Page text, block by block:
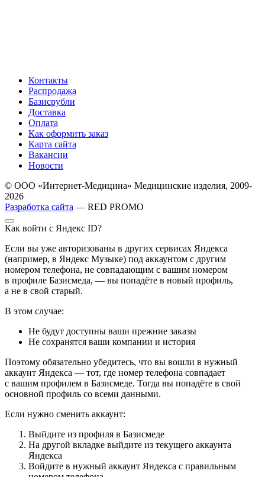
Контакты
Распродажа
Базисрубли
Доставка
Оплата
Как оформить заказ
Карта сайта
Вакансии
Новости
© ООО «Интернет-Медицина» Медицинские изделия, 2009-
2026
Разработка сайта — RED PROMO
Как войти с Яндекс ID?
Если вы уже авторизованы в других сервисах Яндекса
(например, в Яндекс Музыке) под аккаунтом с другим
номером телефона, не совпадающим с вашим номером
в профиле Базисмеда, — вы попадёте в новый профиль,
а не в свой старый.
В этом случае:
Не будут доступны ваши прежние заказы
Не сохранятся ваши компании и история
Поэтому обязательно убедитесь, что вы вошли в нужный
аккаунт Яндекса — тот, где номер телефона совпадает
с вашим профилем в Базисмеде. Тогда вы попадёте в свой
основной профиль со всеми данными.
Если нужно сменить аккаунт:
Выйдите из профиля в Базисмеде
На другой вкладке выйдите из текущего аккаунта
Яндекса
Войдите в нужный аккаунт Яндекса с правильным